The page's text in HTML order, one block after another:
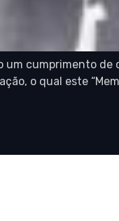
cumprimento de
o qual este